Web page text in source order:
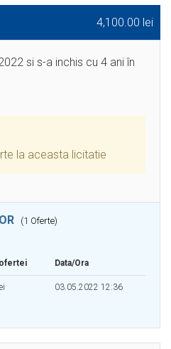
4,100.00 lei
si s-a inchis cu 4 ani în
la aceasta licitatie
(1 Oferte)
Data/Ora
03.05.2022 12:36